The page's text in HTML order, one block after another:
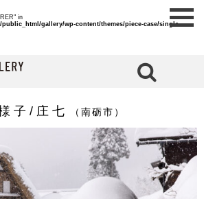
in
gallery/wp-content/themes/piece-case/single-
子/庄七 （南砺市）